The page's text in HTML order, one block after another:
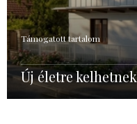
Támogatott tartalom
Új életre